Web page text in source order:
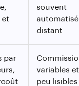
et
souvent
distant
par
variables et
peu lisibles